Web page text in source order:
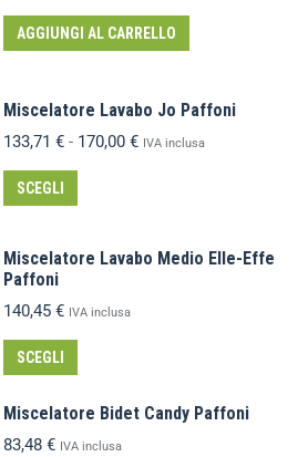
AGGIUNGI AL CARRELLO
Miscelatore Lavabo Jo Paffoni
133,71 € - 170,00 € IVA inclusa
SCEGLI
Miscelatore Lavabo Medio Elle-Effe
Paffoni
140,45 € IVA inclusa
SCEGLI
Miscelatore Bidet Candy Paffoni
83,48 € IVA inclusa